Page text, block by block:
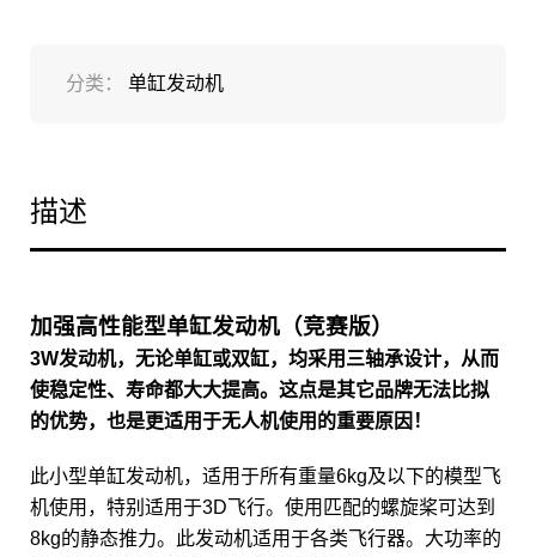
分类： 单缸发动机
描述
加强高性能型单缸发动机（竞赛版）
3W发动机，无论单缸或双缸，均采用三轴承设计，从而
使稳定性、寿命都大大提高。这点是其它品牌无法比拟
的优势，也是更适用于无人机使用的重要原因！
此小型单缸发动机，适用于所有重量6kg及以下的模型飞
机使用，特别适用于3D飞行。使用匹配的螺旋桨可达到
8kg的静态推力。此发动机适用于各类飞行器。大功率的